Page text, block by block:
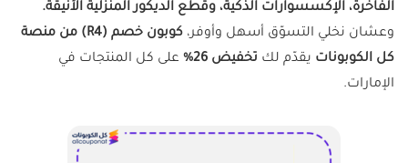
الفاخرة، الإكسسوارات الذكية، وقطع الديكور المنزلية الأنيقة.
وعشان نخلي التسوّق أسهل وأوفر،
كوبون خصم (R4) من منصة
كل الكوبونات يقدّم لك تخفيض 26%
على كل المنتجات في
الإمارات.